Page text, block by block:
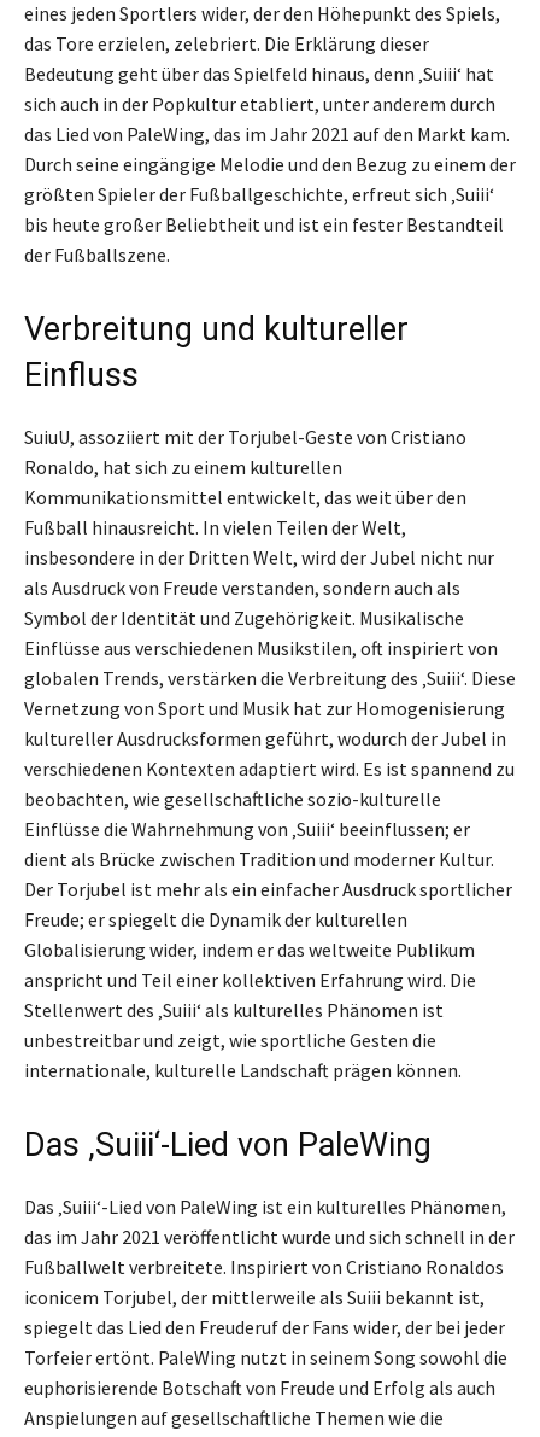
eines jeden Sportlers wider, der den Höhepunkt des Spiels,
das Tore erzielen, zelebriert. Die Erklärung dieser
Bedeutung geht über das Spielfeld hinaus, denn ‚Suiii‘ hat
sich auch in der Popkultur etabliert, unter anderem durch
das Lied von PaleWing, das im Jahr 2021 auf den Markt kam.
Durch seine eingängige Melodie und den Bezug zu einem der
größten Spieler der Fußballgeschichte, erfreut sich ‚Suiii‘
bis heute großer Beliebtheit und ist ein fester Bestandteil
der Fußballszene.
Verbreitung und kultureller
Einfluss
SuiuU, assoziiert mit der Torjubel-Geste von Cristiano
Ronaldo, hat sich zu einem kulturellen
Kommunikationsmittel entwickelt, das weit über den
Fußball hinausreicht. In vielen Teilen der Welt,
insbesondere in der Dritten Welt, wird der Jubel nicht nur
als Ausdruck von Freude verstanden, sondern auch als
Symbol der Identität und Zugehörigkeit. Musikalische
Einflüsse aus verschiedenen Musikstilen, oft inspiriert von
globalen Trends, verstärken die Verbreitung des ‚Suiii‘. Diese
Vernetzung von Sport und Musik hat zur Homogenisierung
kultureller Ausdrucksformen geführt, wodurch der Jubel in
verschiedenen Kontexten adaptiert wird. Es ist spannend zu
beobachten, wie gesellschaftliche sozio-kulturelle
Einflüsse die Wahrnehmung von ‚Suiii‘ beeinflussen; er
dient als Brücke zwischen Tradition und moderner Kultur.
Der Torjubel ist mehr als ein einfacher Ausdruck sportlicher
Freude; er spiegelt die Dynamik der kulturellen
Globalisierung wider, indem er das weltweite Publikum
anspricht und Teil einer kollektiven Erfahrung wird. Die
Stellenwert des ‚Suiii‘ als kulturelles Phänomen ist
unbestreitbar und zeigt, wie sportliche Gesten die
internationale, kulturelle Landschaft prägen können.
Das ‚Suiii‘-Lied von PaleWing
Das ‚Suiii‘-Lied von PaleWing ist ein kulturelles Phänomen,
das im Jahr 2021 veröffentlicht wurde und sich schnell in der
Fußballwelt verbreitete. Inspiriert von Cristiano Ronaldos
iconicem Torjubel, der mittlerweile als Suiii bekannt ist,
spiegelt das Lied den Freuderuf der Fans wider, der bei jeder
Torfeier ertönt. PaleWing nutzt in seinem Song sowohl die
euphorisierende Botschaft von Freude und Erfolg als auch
Anspielungen auf gesellschaftliche Themen wie die